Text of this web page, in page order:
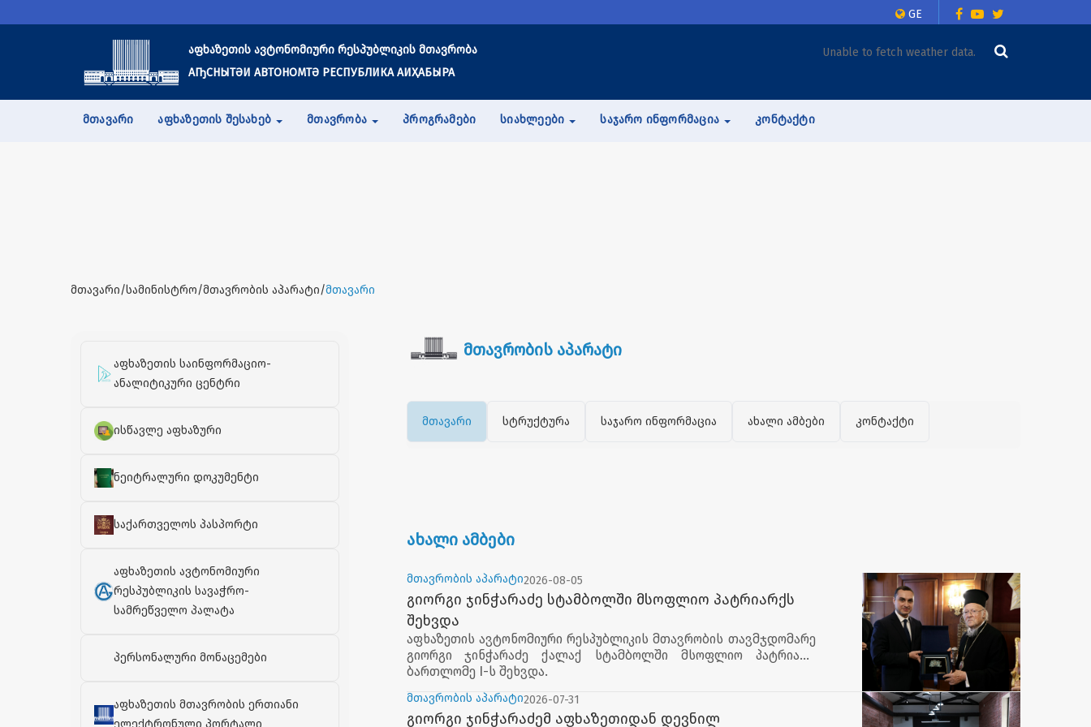
GE
აფხაზეთის ავტონომიური რესპუბლიკის მთავრობა
АҦСНЫТӘИ АВТОНОМТӘ РЕСПУБЛИКА АИҲАБЫРА
Unable to fetch weather data.
ᲛᲗᲐᲕᲐᲠᲘ ᲐᲤᲮᲐᲖᲔᲗᲘᲡ ᲨᲔᲡᲐᲮᲔᲑ ᲛᲗᲐᲕᲠᲝᲑᲐ ᲞᲠᲝᲒᲠᲐᲛᲔᲑᲘ ᲡᲘᲐᲮᲚᲔᲔᲑᲘ ᲡᲐᲯᲐᲠᲝ ᲘᲜᲤᲝᲠᲛᲐᲪᲘᲐ ᲙᲝᲜᲢᲐᲥᲢᲘ
მთავარი/სამინისტრო/მთავრობის აპარატი/მთავარი
აფხაზეთის საინფორმაციო-
ანალიტიკური ცენტრი
ისწავლე აფხაზური
ნეიტრალური დოკუმენტი
საქართველოს პასპორტი
აფხაზეთის ავტონომიური
რესპუბლიკის სავაჭრო-
სამრეწველო პალატა
პერსონალური მონაცემები
აფხაზეთის მთავრობის ერთიანი
ელექტრონული პორტალი
მთავრობის აპარატი
მთავარი სტრუქტურა საჯარო ინფორმაცია ახალი ამბები კონტაქტი
ახალი ამბები
მთავრობის აპარატი2026-08-05
გიორგი ჯინჭარაძე სტამბოლში მსოფლიო პატრიარქს
შეხვდა
აფხაზეთის ავტონომიური რესპუბლიკის მთავრობის თავმჯდომარე
გიორგი ჯინჭარაძე ქალაქ სტამბოლში მსოფლიო პატრიარქ
ბართლომე I-ს შეხვდა.
შეხვედრაზე მსოფლიო პატრიარქმა საქართველოს ტერიტორიული
მთლიანობისა და სუვერენიტეტის მიმართ მხარდაჭერა კიდევ
მთავრობის აპარატი2026-07-31
გიორგი ჯინჭარაძემ აფხაზეთიდან დევნილ